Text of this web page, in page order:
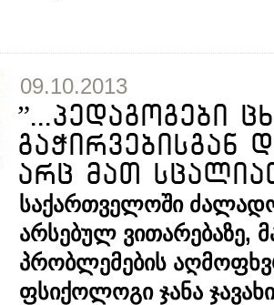
09.10.2013
”...პედაგოგები
გაჭირვებისგან
არც მათ
საქართველოში
არსებულ ვითარებაზე,
პრობლემების
ფსიქოლოგი ჯანა